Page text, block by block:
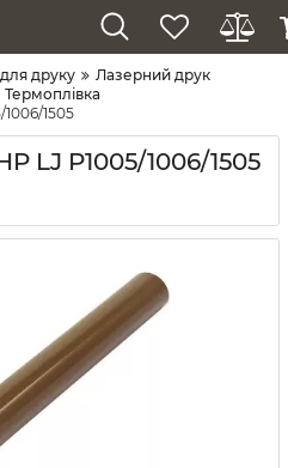
друку
Лазерний друк
Термоплівка
1505
LJ P1005/1006/1505